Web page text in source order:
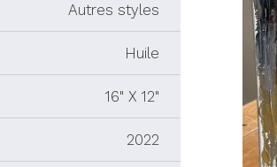
Autres styles
Huile
16" X 12"
2022